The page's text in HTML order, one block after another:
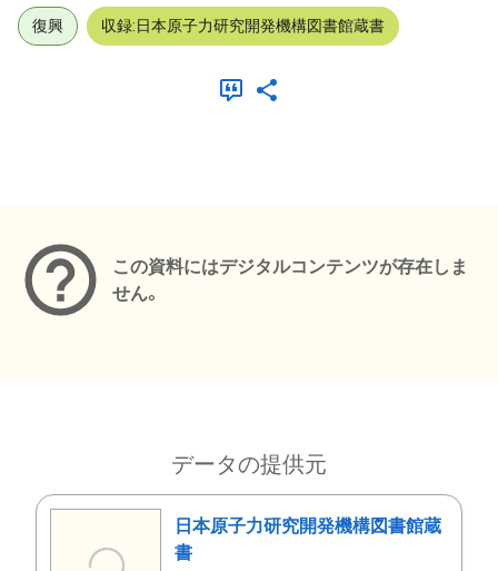
復興 収録:日本原子力研究開発機構図書館蔵書
この資料にはデジタルコンテンツが存在しま
せん。
データの提供元
日本原子力研究開発機構図書館蔵
書